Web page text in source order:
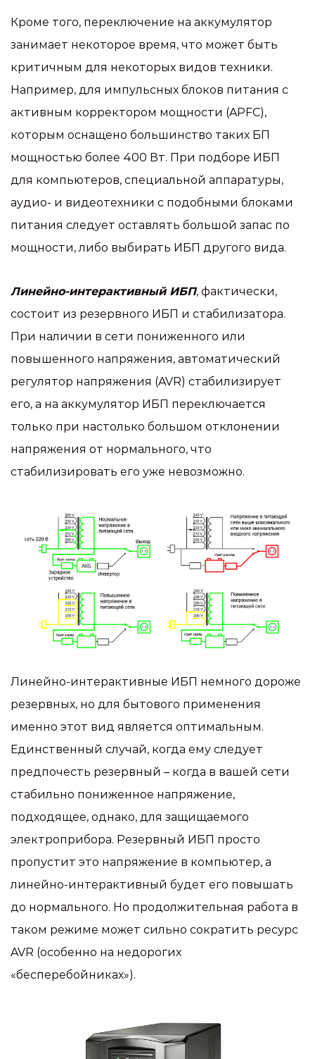
Кроме того, переключение на аккумулятор
занимает некоторое время, что может быть
критичным для некоторых видов техники.
Например, для импульсных блоков питания с
активным корректором мощности (APFC),
которым оснащено большинство таких БП
мощностью более 400 Вт. При подборе ИБП
для компьютеров, специальной аппаратуры,
аудио- и видеотехники с подобными блоками
питания следует оставлять большой запас по
мощности, либо выбирать ИБП другого вида.
Линейно-интерактивный ИБП, фактически,
состоит из резервного ИБП и стабилизатора.
При наличии в сети пониженного или
повышенного напряжения, автоматический
регулятор напряжения (AVR) стабилизирует
его, а на аккумулятор ИБП переключается
только при настолько большом отклонении
напряжения от нормального, что
стабилизировать его уже невозможно.
Линейно-интерактивные ИБП немного дороже
резервных, но для бытового применения
именно этот вид является оптимальным.
Единственный случай, когда ему следует
предпочесть резервный – когда в вашей сети
стабильно пониженное напряжение,
подходящее, однако, для защищаемого
электроприбора. Резервный ИБП просто
пропустит это напряжение в компьютер, а
линейно-интерактивный будет его повышать
до нормального. Но продолжительная работа в
таком режиме может сильно сократить ресурс
AVR (особенно на недорогих
«бесперебойниках»).